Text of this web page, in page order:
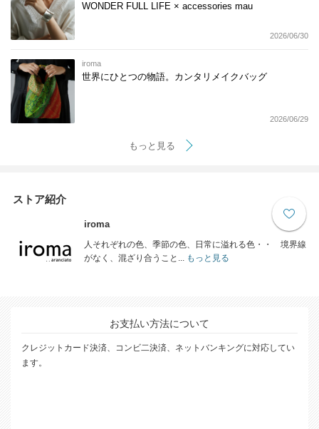
WONDER FULL LIFE × accessories mau
2026/06/30
iroma
世界にひとつの物語。カンタリメイクバッグ
2026/06/29
もっと見る
ストア紹介
iroma
人それぞれの色、季節の色、日常に溢れる色・・ 境界線
がなく、混ざり合うこと...
もっと見る
お支払い方法について
クレジットカード決済、コンビ二決済、ネットバンキングに対応してい
ます。